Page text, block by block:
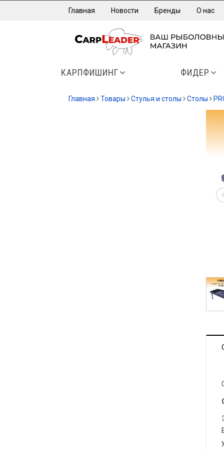
Главная Новости Бренды О нас
КАРПФИШИНГ ФИДЕР
Главная Товары Стулья и столы Столы